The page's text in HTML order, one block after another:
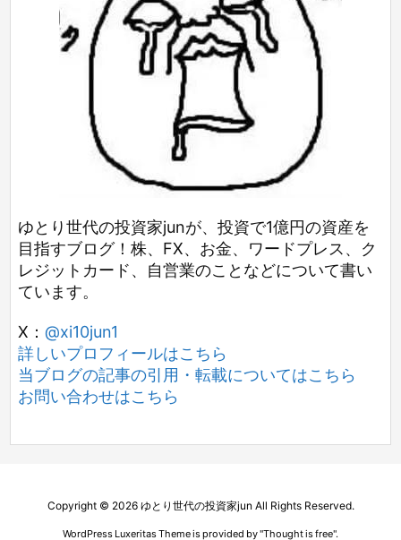
ゆとり世代の投資家junが、投資で1億円の資産を
目指すブログ！株、FX、お金、ワードプレス、ク
レジットカード、自営業のことなどについて書い
ています。
X： @xi10jun1
詳しいプロフィールはこちら
当ブログの記事の引用・転載についてはこちら
お問い合わせはこちら
Copyright © 2026 ゆとり世代の投資家jun All Rights Reserved.
WordPress Luxeritas Theme is provided by "Thought is free".